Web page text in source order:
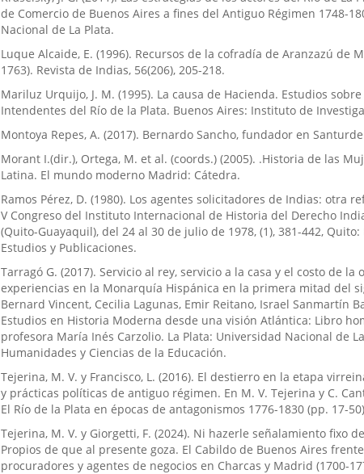
de Comercio de Buenos Aires a fines del Antiguo Régimen 1748-
Nacional de La Plata.
Luque Alcaide, E. (1996). Recursos de la cofradía de Aranzazú de
1763). Revista de Indias, 56(206), 205-218.
Mariluz Urquijo, J. M. (1995). La causa de Hacienda. Estudios
Intendentes del Río de la Plata. Buenos Aires: Instituto de
Montoya Repes, A. (2017). Bernardo Sancho, fundador en
Morant I.(dir.), Ortega, M. et al. (coords.) (2005). .Historia de las
Latina. El mundo moderno Madrid: Cátedra.
Ramos Pérez, D. (1980). Los agentes solicitadores de Indias: otra
V Congreso del Instituto Internacional de Historia del Derecho
(Quito-Guayaquil), del 24 al 30 de julio de 1978, (1), 381-442,
Estudios y Publicaciones.
Tarragó G. (2017). Servicio al rey, servicio a la casa y el costo de
experiencias en la Monarquía Hispánica en la primera mitad del
Bernard Vincent, Cecilia Lagunas, Emir Reitano, Israel Sanmartín
Estudios en Historia Moderna desde una visión Atlántica: Libro
profesora María Inés Carzolio. La Plata: Universidad Nacional de
Humanidades y Ciencias de la Educación.
Tejerina, M. V. y Francisco, L. (2016). El destierro en la etapa
y prácticas políticas de antiguo régimen. En M. V. Tejerina y C.
El Río de la Plata en épocas de antagonismos 1776-1830 (pp. 17-
Tejerina, M. V. y Giorgetti, F. (2024). Ni hazerle señalamiento fixo
Propios de que al presente goza. El Cabildo de Buenos Aires
procuradores y agentes de negocios en Charcas y Madrid (1700-